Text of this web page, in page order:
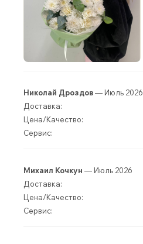
Николай Дроздов— Июль 2026
Доставка:
Цена/Качество:
Сервис:
Михаил Кочкун — Июль 2026
Доставка:
Цена/Качество:
Сервис: